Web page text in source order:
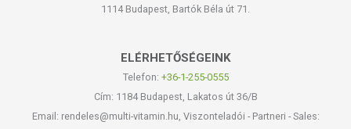
1114 Budapest, Bartók Béla út 71.
ELÉRHETŐSÉGEINK
Telefon: +36-1-255-0555
Cím: 1184 Budapest, Lakatos út 36/B
Email: rendeles@multi-vitamin.hu, Viszonteladói - Partneri - Sales: